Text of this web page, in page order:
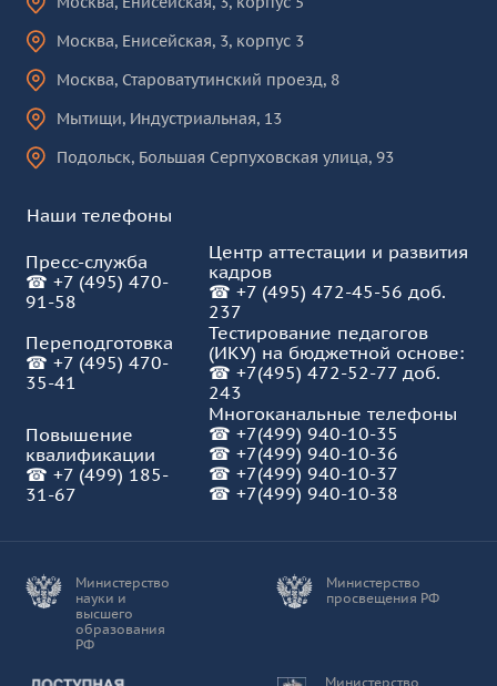
Москва, Енисейская, 3, корпус 3
Москва, Староватутинский проезд, 8
Мытищи, Индустриальная, 13
Подольск, Большая Серпуховская улица, 93
Наши телефоны
Пресс-служба
☎ +7 (495) 470-
91-58
Центр аттестации и развития
кадров
☎ +7 (495) 472-45-56 доб.
237
Переподготовка
☎ +7 (495) 470-
35-41
Тестирование педагогов
(ИКУ) на бюджетной основе:
☎ +7(495) 472-52-77 доб.
243
Многоканальные телефоны
☎ +7(499) 940-10-35
☎ +7(499) 940-10-36
☎ +7(499) 940-10-37
☎ +7(499) 940-10-38
Повышение
квалификации
☎ +7 (499) 185-
31-67
Министерство
науки и
высшего
образования
РФ
Министерство
просвещения РФ
Министерство
Доступная среда